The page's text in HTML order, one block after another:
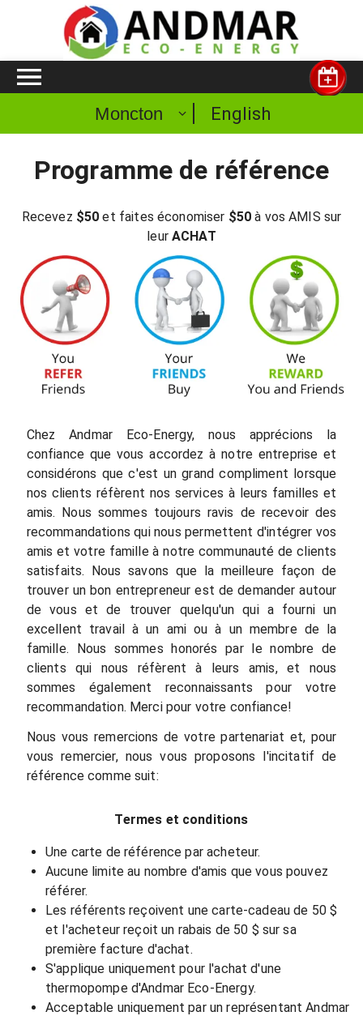
Moncton English
Programme de référence
Recevez $50et faites économiser $50à vos AMIS sur
leurACHAT
Chez Andmar Eco-Energy, nous apprécions la
confiance que vous accordez à notre entreprise et
considérons que c'est un grand compliment lorsque
nos clients réfèrent nos services à leurs familles et
amis. Nous sommes toujours ravis de recevoir des
recommandations qui nous permettent d'intégrer vos
amis et votre famille à notre communauté de clients
satisfaits. Nous savons que la meilleure façon de
trouver un bon entrepreneur est de demander autour
de vous et de trouver quelqu'un qui a fourni un
excellent travail à un ami ou à un membre de la
famille. Nous sommes honorés par le nombre de
clients qui nous réfèrent à leurs amis, et nous
sommes également reconnaissants pour votre
recommandation. Merci pour votre confiance!
Nous vous remercions de votre partenariat et, pour
vous remercier, nous vous proposons l'incitatif de
référence comme suit:
Termes et conditions
Une carte de référence par acheteur.
Aucune limite au nombre d'amis que vous pouvez
référer.
Les référents reçoivent une carte-cadeau de 50 $
et l'acheteur reçoit un rabais de 50 $ sur sa
première facture d'achat.
S'applique uniquement pour l'achat d'une
thermopompe d'Andmar Eco-Energy.
Acceptable uniquement par un représentant Andmar